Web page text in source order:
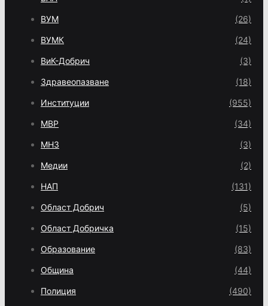
ВУМ (26)
ВУМК (24)
ВиК-Добрич (3)
Здравеопазване (18)
Институции (955)
МВР (34)
МНЗ (3)
Медии (2)
НАП (131)
Област Добрич (5)
Област Добричка (15)
Образование (83)
Община (44)
Полиция (490)